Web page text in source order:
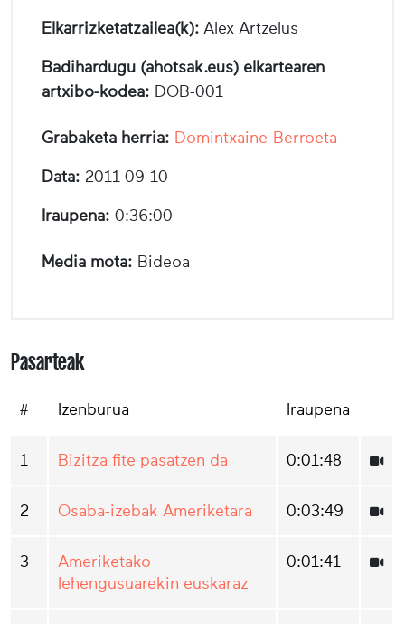
Elkarrizketatzailea(k): Alex Artzelus
Badihardugu (ahotsak.eus) elkartearen
artxibo-kodea: DOB-001
Grabaketa herria: Domintxaine-Berroeta
Data: 2011-09-10
Iraupena: 0:36:00
Media mota: Bideoa
Pasarteak
# Izenburua Iraupena
1 Bizitza fite pasatzen da 0:01:48
2 Osaba-izebak Ameriketara 0:03:49
3
Ameriketako
lehengusuarekin euskaraz
0:01:41